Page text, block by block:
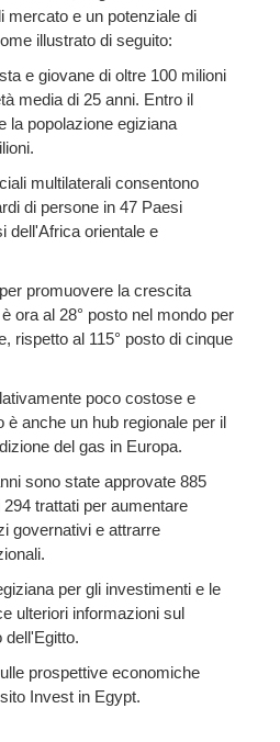
mercato e un potenziale di
illustrato di seguito:
e giovane di oltre 100 milioni
media di 25 anni. Entro il
la popolazione egiziana
multilaterali consentono
di persone in 47 Paesi
dell'Africa orientale e
promuovere la crescita
ora al 28° posto nel mondo per
rispetto al 115° posto di cinque
poco costose e
è anche un hub regionale per il
del gas in Europa.
sono state approvate 885
trattati per aumentare
governativi e attrarre
per gli investimenti e le
ulteriori informazioni sul
prospettive economiche
Invest in Egypt.